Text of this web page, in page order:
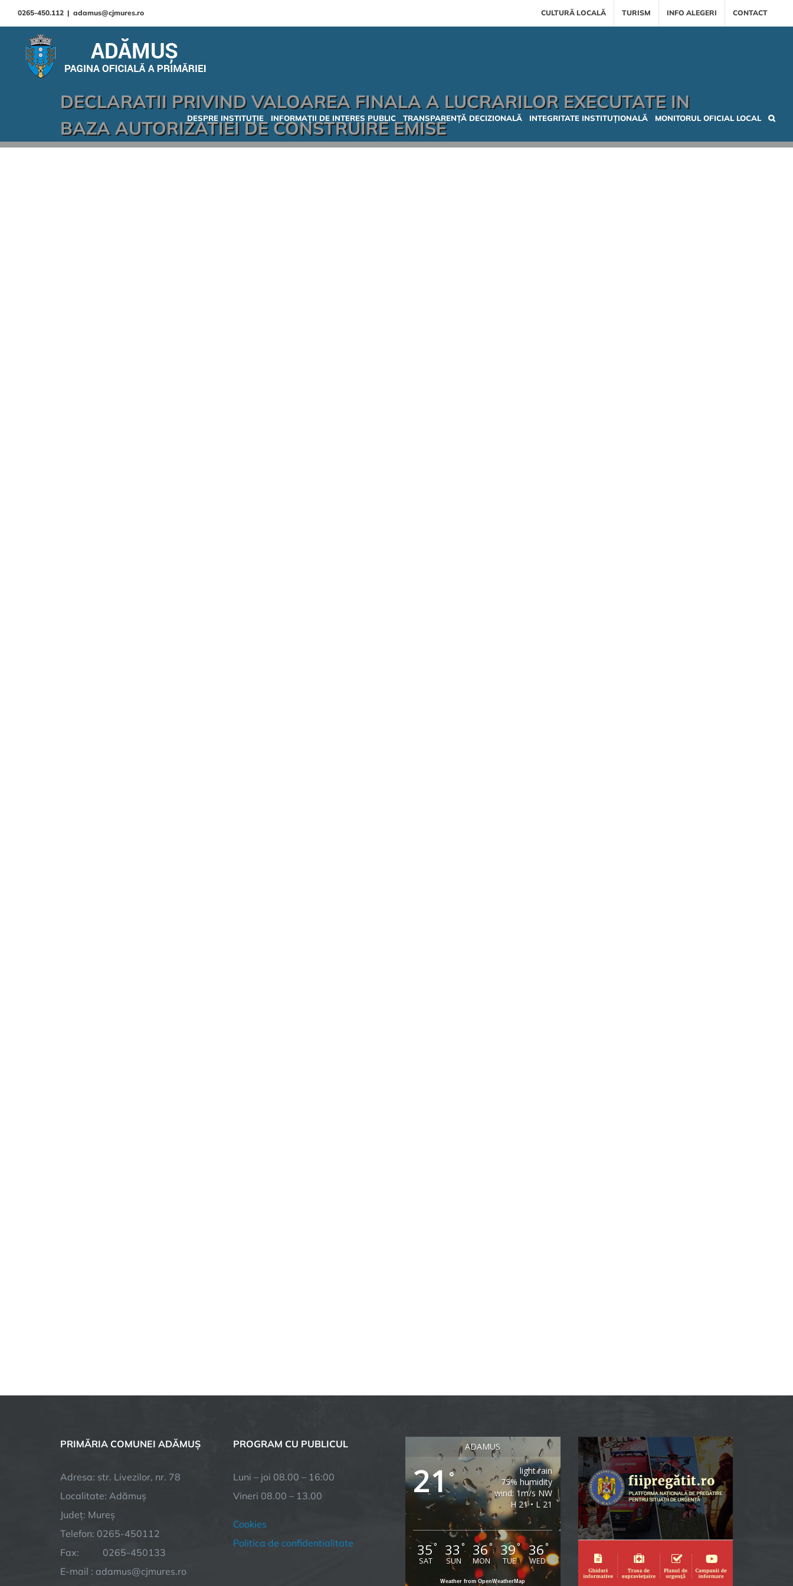
0265-450.112 | adamus@cjmures.ro CULTURĂ LOCALĂ TURISM INFO ALEGERI CONTACT
DESPRE INSTITUȚIE INFORMAȚII DE INTERES PUBLIC TRANSPARENȚĂ DECIZIONALĂ INTEGRITATE INSTITUȚIONALĂ MONITORUL OFICIAL LOCAL
DECLARATII PRIVIND VALOAREA FINALA A LUCRARILOR EXECUTATE IN
BAZA AUTORIZATIEI DE CONSTRUIRE EMISE
PRIMĂRIA COMUNEI ADĂMUȘ
Adresa: str. Livezilor, nr. 78
Localitate: Adămuș
Județ: Mureș
Telefon: 0265-450112
Fax: 0265-450133
E-mail : adamus@cjmures.ro
PROGRAM CU PUBLICUL
Luni – joi 08.00 – 16:00
Vineri 08.00 – 13.00
Cookies
Politica de confidentialitate
ADAMUS
21°
light rain
75% humidity
wind: 1m/s NW
H 21 • L 21
35°
SAT
33 °
SUN
36°
MON
39°
TUE
36°
WED
Weather from OpenWeatherMap